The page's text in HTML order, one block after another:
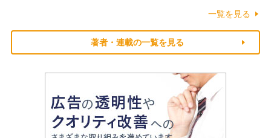
一覧を見る
著者・連載の一覧を見る